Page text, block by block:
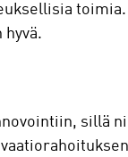
hyvä.
sillä